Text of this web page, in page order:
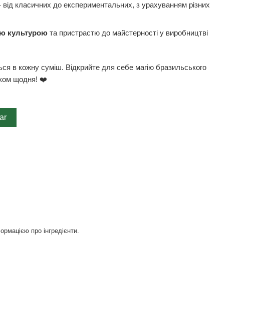
від класичних до експериментальних, з урахуванням різних
культурою та пристрастю до майстерності у виробництві
в кожну суміш. Відкрийте для себе магію бразильського
щодня! ❤️
про інгредієнти.